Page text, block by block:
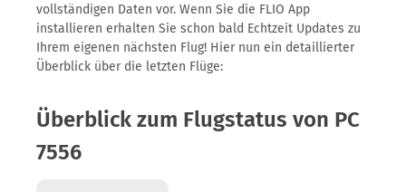
vollständigen Daten vor. Wenn Sie die FLIO App
installieren erhalten Sie schon bald Echtzeit Updates zu
Ihrem eigenen nächsten Flug! Hier nun ein detaillierter
Überblick über die letzten Flüge:
Überblick zum Flugstatus von PC
7556